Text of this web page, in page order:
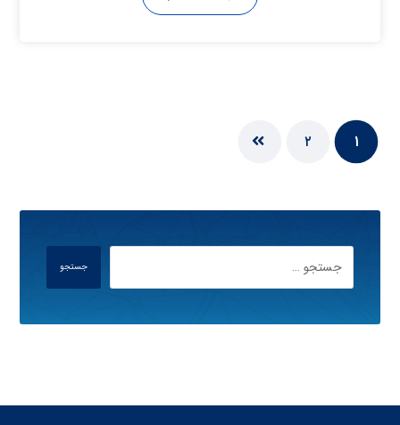
۱ ۲
جستجو